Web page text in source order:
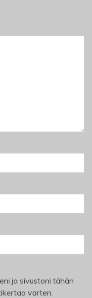
ja sivustoni tähän
varten.